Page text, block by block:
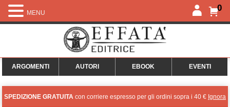
0
ARGOMENTI AUTORI EBOOK EVENTI
SPEDIZIONE GRATUITA con corriere espresso per gli ordini sopra i 40 € Ignora
MENU